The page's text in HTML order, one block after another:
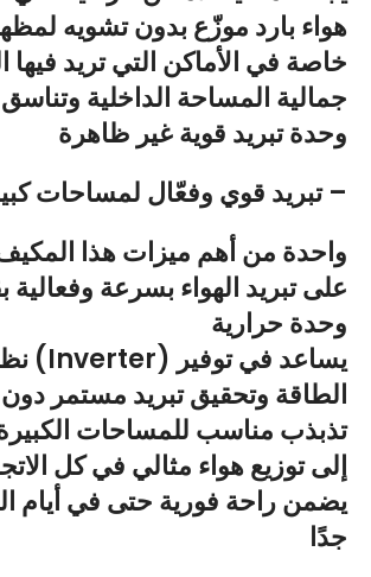
هواء بارد موزّع بدون تشويه
خاصة في الأماكن التي تريد
جمالية المساحة الداخلية
وحدة تبريد قوية غير ظاهرة
تبريد قوي وفعّال لمساحات كبيرة –
واحدة من أهم ميزات هذا
وحدة حرارية
الانفرتر (Inverter) يساعد فيتوفير
الطاقة وتحقيقتبريد مستمر دون
تذبذب مناسب للمساحات
إلى توزيع هواء مثالي في كل
يضمنراحة فورية حتى في أيام
جدًا